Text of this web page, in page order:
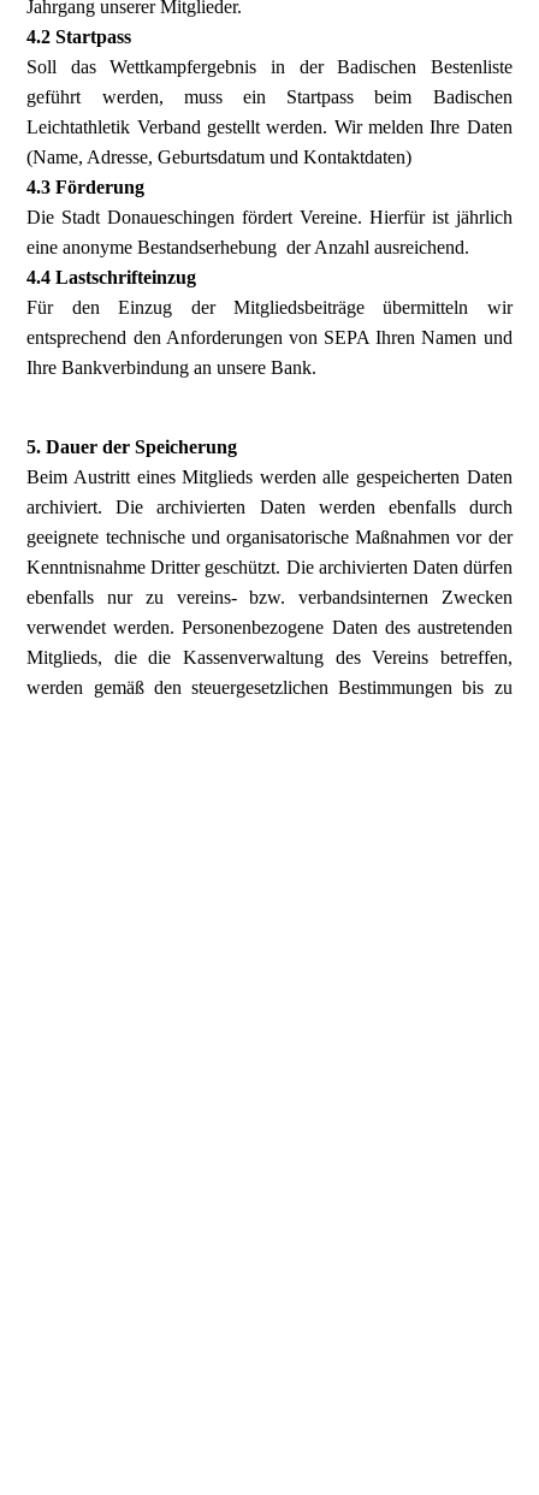
Jahrgang unserer Mitglieder.
4.2 Startpass
Soll das Wettkampfergebnis in der Badischen Bestenliste
geführt werden, muss ein Startpass beim Badischen
Leichtathletik Verband gestellt werden. Wir melden Ihre Daten
(Name, Adresse, Geburtsdatum und Kontaktdaten)
4.3 Förderung
Die Stadt Donaueschingen fördert Vereine. Hierfür ist jährlich
eine anonyme Bestandserhebung der Anzahl ausreichend.
4.4 Lastschrifteinzug
Für den Einzug der Mitgliedsbeiträge übermitteln wir
entsprechend den Anforderungen von SEPA Ihren Namen und
Ihre Bankverbindung an unsere Bank.
5. Dauer der Speicherung
Beim Austritt eines Mitglieds werden alle gespeicherten Daten
archiviert. Die archivierten Daten werden ebenfalls durch
geeignete technische und organisatorische Maßnahmen vor der
Kenntnisnahme Dritter geschützt. Die archivierten Daten dürfen
ebenfalls nur zu vereins- bzw. verbandsinternen Zwecken
verwendet werden. Personenbezogene Daten des austretenden
Mitglieds, die die Kassenverwaltung des Vereins betreffen,
werden gemäß den steuergesetzlichen Bestimmungen bis zu